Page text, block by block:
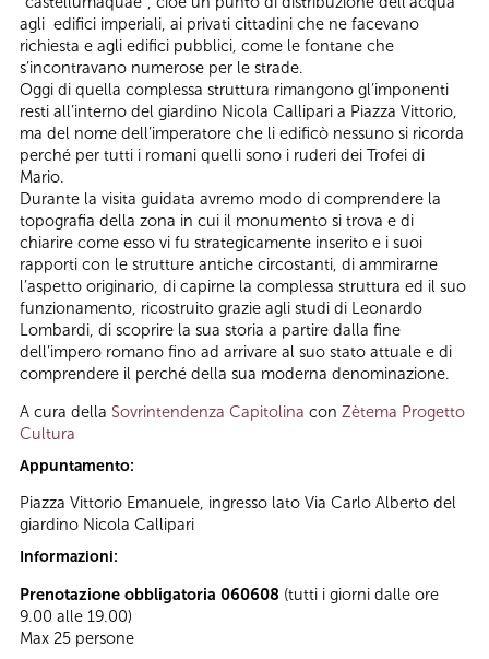
agli edifici imperiali, ai privati cittadini che ne facevano
richiesta e agli edifici pubblici, come le fontane che
s’incontravano numerose per le strade.
Oggi di quella complessa struttura rimangono gl’imponenti
resti all’interno del giardino Nicola Callipari a Piazza Vittorio,
ma del nome dell’imperatore che li edificò nessuno si ricorda
perché per tutti i romani quelli sono i ruderi dei Trofei di
Mario.
Durante la visita guidata avremo modo di comprendere la
topografia della zona in cui il monumento si trova e di
chiarire come esso vi fu strategicamente inserito e i suoi
rapporti con le strutture antiche circostanti, di ammirarne
l’aspetto originario, di capirne la complessa struttura ed il suo
funzionamento, ricostruito grazie agli studi di Leonardo
Lombardi, di scoprire la sua storia a partire dalla fine
dell’impero romano fino ad arrivare al suo stato attuale e di
comprendere il perché della sua moderna denominazione.
A cura della Sovrintendenza Capitolina con Zètema Progetto
Cultura
Appuntamento:
Piazza Vittorio Emanuele, ingresso lato Via Carlo Alberto del
giardino Nicola Callipari
Informazioni:
Prenotazione obbligatoria 060608 (tutti i giorni dalle ore
9.00 alle 19.00)
Max 25 persone